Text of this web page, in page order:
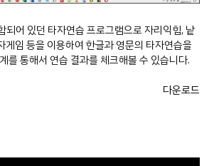
되어 있던 타자연습 프로그램으로 자리익힘, 낱
게임 등을 이용하여 한글과 영문의 타자연습을
를 통해서 연습 결과를 체크해볼 수 있습니다.
다운로드